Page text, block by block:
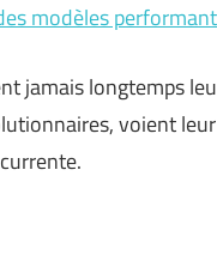
modèles
jamais longtemps
voient